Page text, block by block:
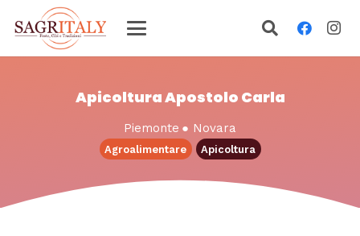
Apicoltura Apostolo Carla
Piemonte ● Novara
Agroalimentare Apicoltura